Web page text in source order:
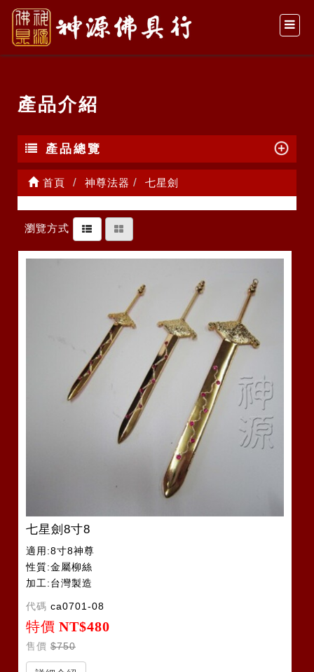
產品介紹
產品總覽
首頁 神尊法器 七星劍
瀏覽方式
七星劍8寸8
適用:8寸8神尊
性質:金屬柳絲
加工:台灣製造
代碼 ca0701-08
特價 NT$480
售價 $750